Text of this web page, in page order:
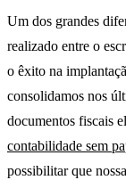
Um dos grandes
realizado entre o
o êxito na
consolidamos nos
documentos fiscais
contabilidade sem
possibilitar que